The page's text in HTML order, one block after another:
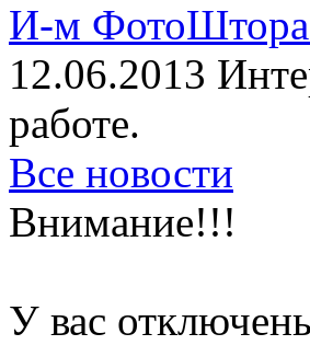
И-м
12.06.2013
работе.
Все новости
Внимание!!!
У вас